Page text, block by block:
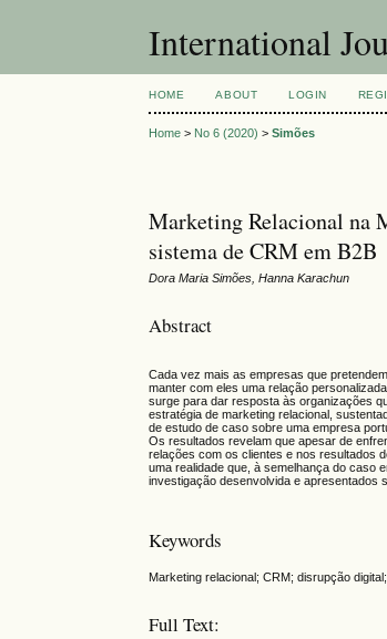
International
HOME ABOUT LOGIN
Home > No 6 (2020) >Simões
Marketing Relacional na
sistema de CRM em B2B
Dora Maria Simões, Hanna Karachun
Abstract
Cada vez mais as empresas que
manter com eles uma relação
surge para dar resposta às organizações
estratégia de marketing relacional,
de estudo de caso sobre uma empresa
Os resultados revelam que apesar de
relações com os clientes e nos resultados
uma realidade que, à semelhança do caso
investigação desenvolvida e apresentados
Keywords
Marketing relacional; CRM; disrupção
Full Text: